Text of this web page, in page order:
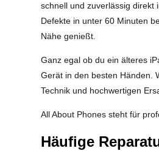
schnell und zuverlässig direkt
Defekte in unter 60 Minuten
Nähe genießt.
Ganz egal ob du ein älteres
Gerät in den besten Händen.
Technik und hochwertigen
All About Phones steht für
Häufige